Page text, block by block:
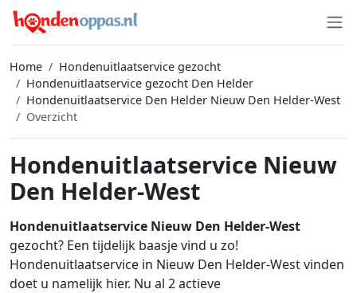
Home
Hondenuitlaatservice gezocht
Hondenuitlaatservice gezocht Den Helder
Hondenuitlaatservice Den Helder Nieuw Den Helder-West
Overzicht
Hondenuitlaatservice Nieuw
Den Helder-West
Hondenuitlaatservice Nieuw Den Helder-West
gezocht? Een tijdelijk baasje vind u zo!
Hondenuitlaatservice in Nieuw Den Helder-West vinden
doet u namelijk hier. Nu al 2 actieve